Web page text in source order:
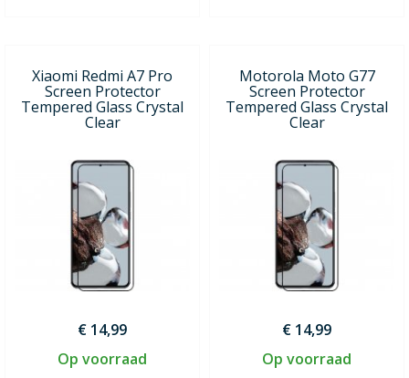
Xiaomi Redmi A7 Pro
Screen Protector
Tempered Glass Crystal
Clear
€ 14,99
Op voorraad
Motorola Moto G77
Screen Protector
Tempered Glass Crystal
Clear
€ 14,99
Op voorraad